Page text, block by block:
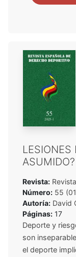
LESIONES
ASUMIDO?
Revista:
Número: 55
Autoría: David
Páginas: 17
Deporte y
son
el deporte